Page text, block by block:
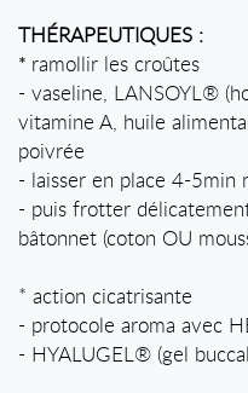
THÉRAPEUTIQUES :
* ramollir les croûtes
- vaseline, LANSOYL®
vitamine A, huile
poivrée
- laisser en place 4-5min
- puis frotter
bâtonnet (coton OU
* action cicatrisante
- protocole aroma avec
- HYALUGEL® (gel